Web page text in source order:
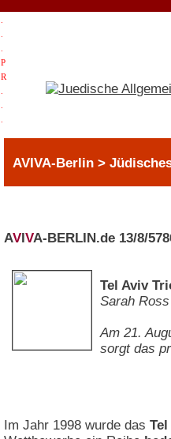
P
R
AVIVA-Berlin >
AV VA-BERLIN.de 13/8/
Tel Aviv
Sarah Ross
Am 21.
sorgt das
Im Jahr 1998 wurde das